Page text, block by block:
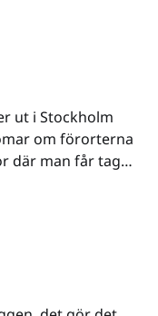
oss. Vart
ut i Stockholm
om förorterna
där man får tag
I